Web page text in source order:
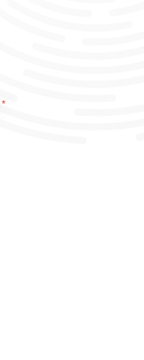
*